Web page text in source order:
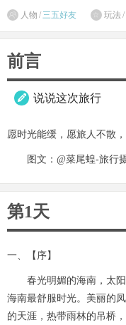
 人物 / 三五好友  玩法 /
前言
 说说这次旅行
愿时光能缓，愿旅人不散
图文：@菜尾蝗-旅行
第1天
一、【序】
春光明媚的海南，太阳
海南最舒服时光。美丽的
的天涯，热带雨林的吊桥